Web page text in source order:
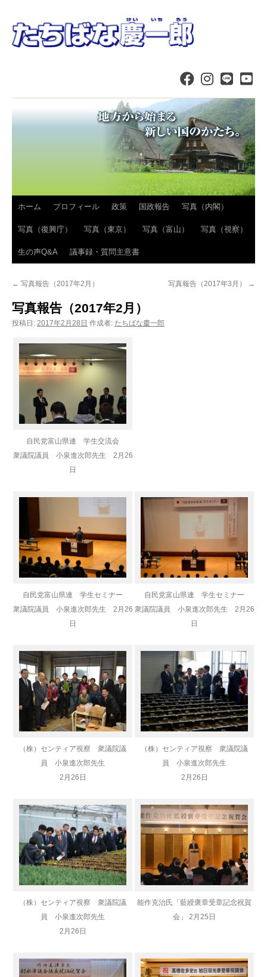
コ
ン
テ
へ
ス
キ
ホーム プロフィール 政策 国政報告 写真（内閣）
写真（復興庁） 写真（東京） 写真（富山） 写真（視察）
生の声Q&A 議事録・質問主意書
← 写真報告（2017年2月） 写真報告（2017年3月） →
写真報告（2017年2月）
投稿日: 2017年2月28日 作成者: たちばな慶一郎
自民党富山県連 学生交流会
衆議院議員 小泉進次郎先生 2月26
日
自民党富山県連 学生セミナー
衆議院議員 小泉進次郎先生 2月26
日
自民党富山県連 学生セミナー
衆議院議員 小泉進次郎先生 2月26
日
（株）センティア視察 衆議院議
員 小泉進次郎先生
2月26日
（株）センティア視察 衆議院議
員 小泉進次郎先生
2月26日
（株）センティア視察 衆議院議
員 小泉進次郎先生
2月26日
能作克治氏「藍綬褒章受章記念祝賀
会」 2月25日